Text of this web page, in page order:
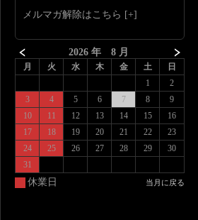
メルマガ解除はこちら
2026 年 8 月
月 火 水 木 金 土
日
1
2
3
4 5 6 7 8
9
10
11 12 13 14 15
16
17
18 19 20 21 22
23
24
25 26 27 28 29
30
31
休業日 当月に戻る